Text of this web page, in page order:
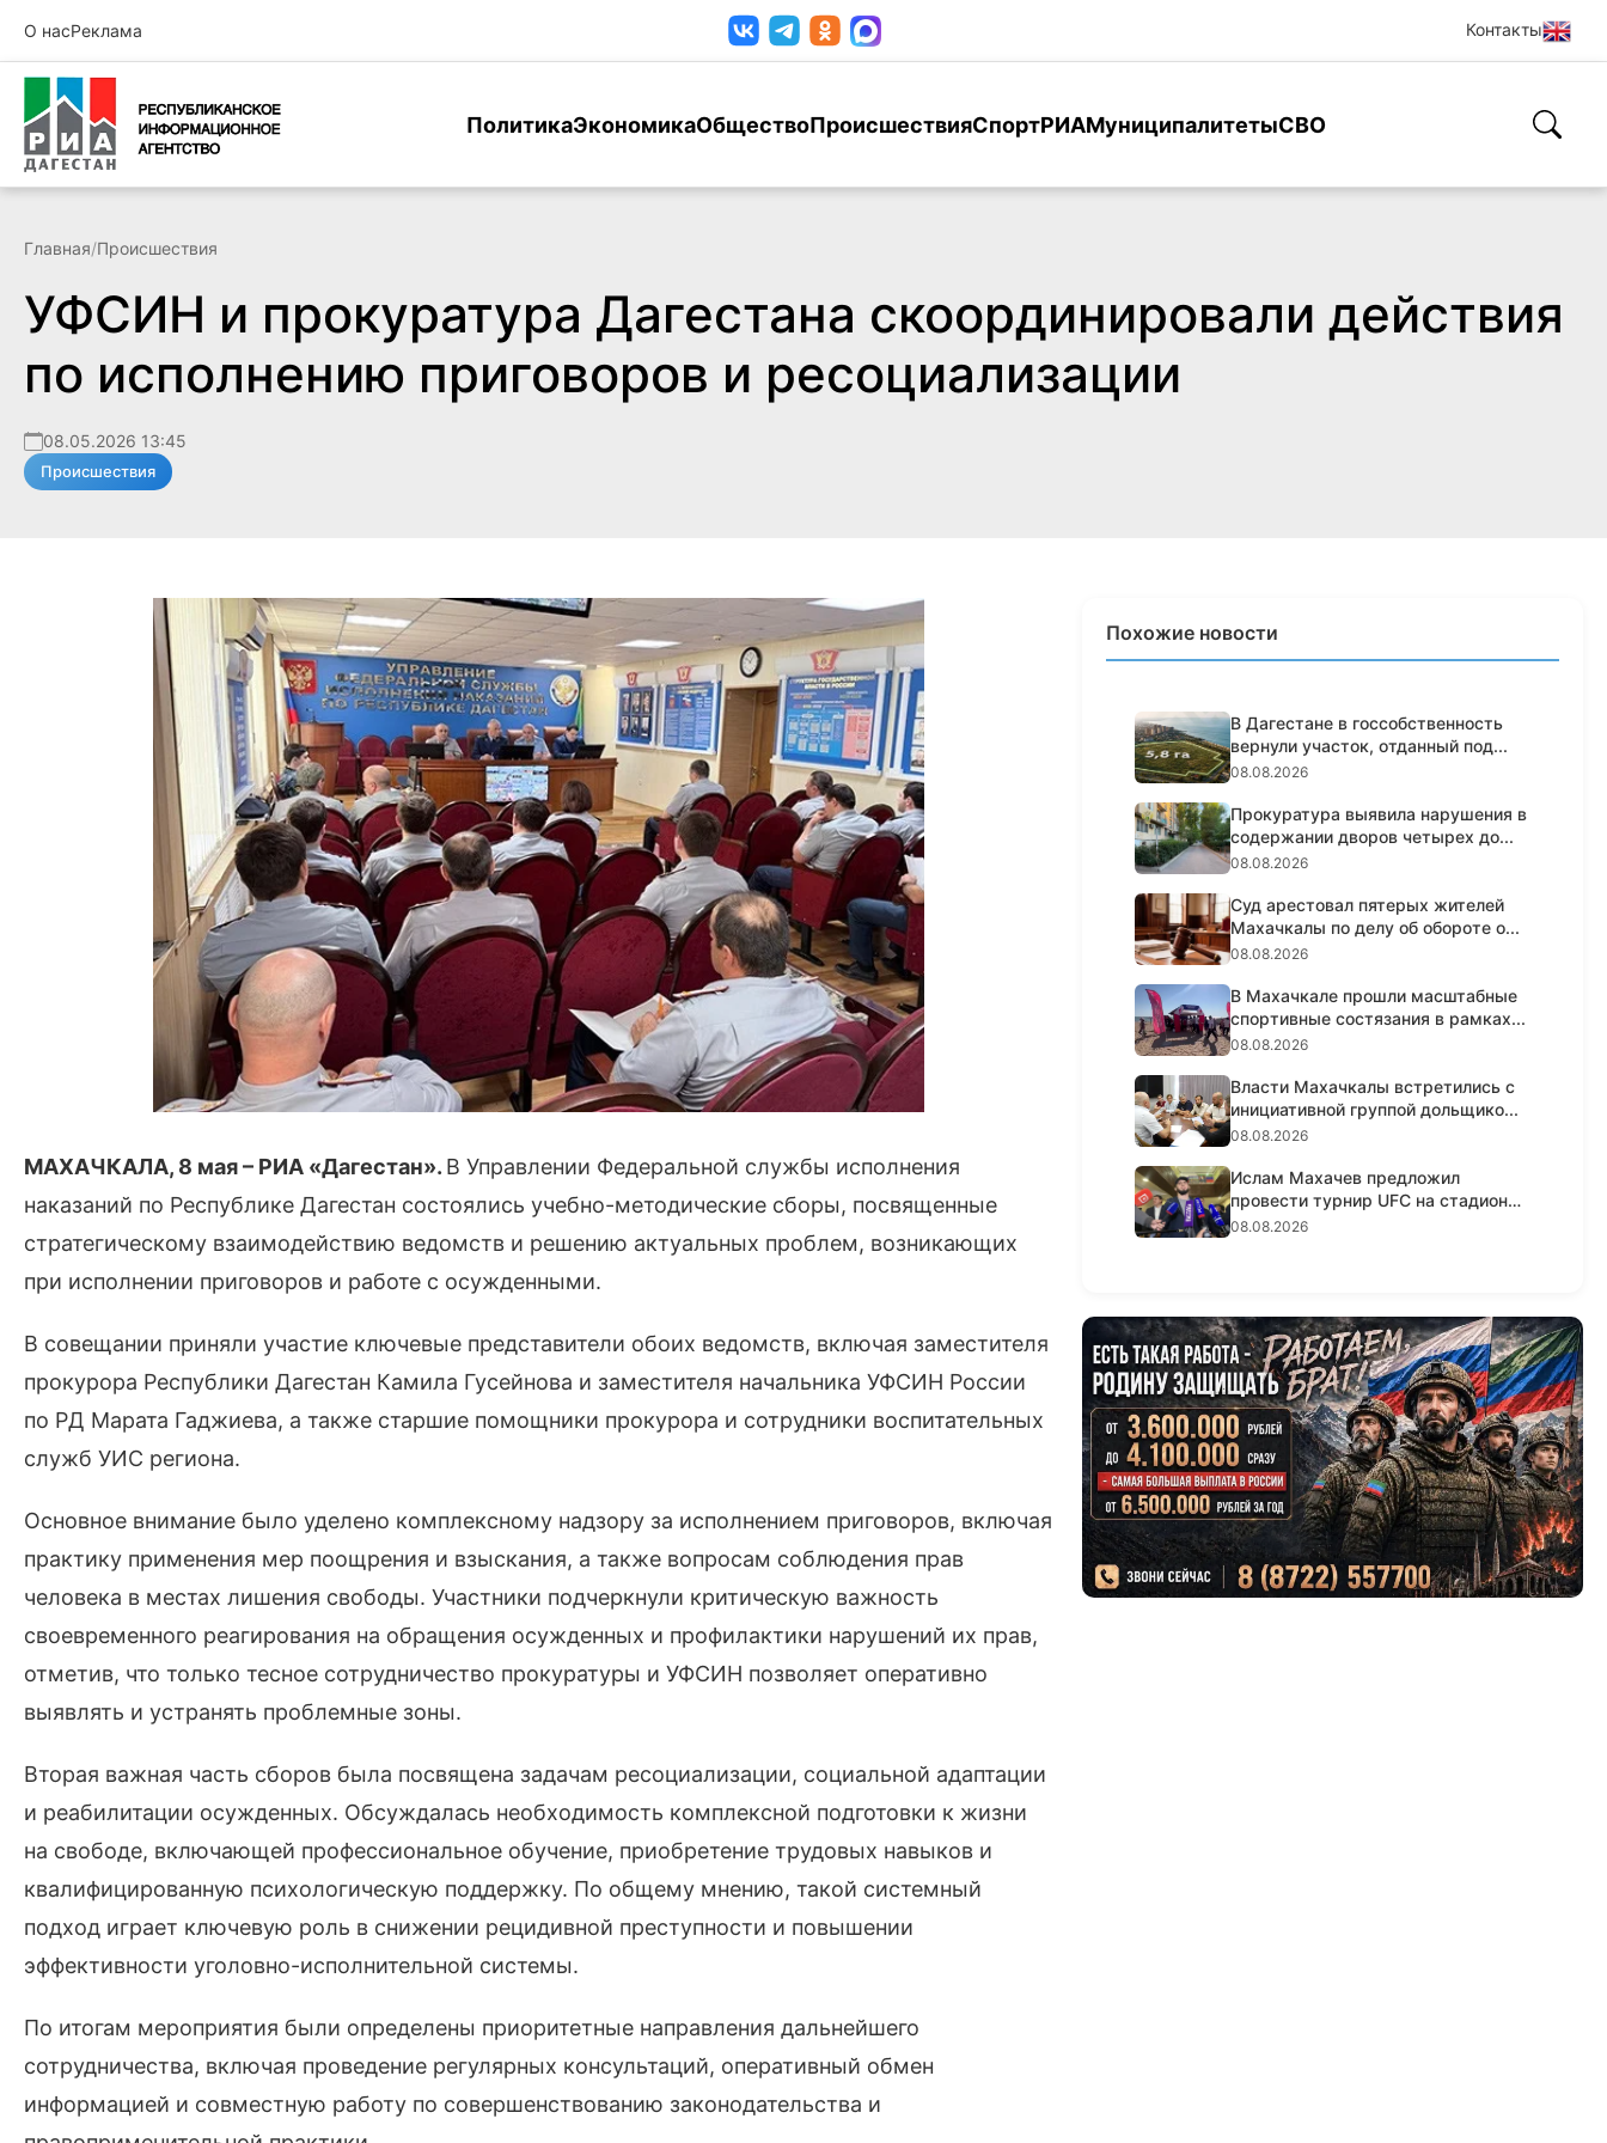
О насРеклама Контакты
ПолитикаЭкономикаОбществоПроисшествияСпортРИАМуниципалитетыСВО
Главная/Происшествия
УФСИН и прокуратура Дагестана скоординировали действия
по исполнению приговоров и ресоциализации
08.05.2026 13:45
Происшествия
МАХАЧКАЛА, 8 мая – РИА «Дагестан». В Управлении Федеральной службы исполнения
наказаний по Республике Дагестан состоялись учебно-методические сборы, посвященные
стратегическому взаимодействию ведомств и решению актуальных проблем, возникающих
при исполнении приговоров и работе с осужденными.
В совещании приняли участие ключевые представители обоих ведомств, включая заместителя
прокурора Республики Дагестан Камила Гусейнова и заместителя начальника УФСИН России
по РД Марата Гаджиева, а также старшие помощники прокурора и сотрудники воспитательных
служб УИС региона.
Основное внимание было уделено комплексному надзору за исполнением приговоров, включая
практику применения мер поощрения и взыскания, а также вопросам соблюдения прав
человека в местах лишения свободы. Участники подчеркнули критическую важность
своевременного реагирования на обращения осужденных и профилактики нарушений их прав,
отметив, что только тесное сотрудничество прокуратуры и УФСИН позволяет оперативно
выявлять и устранять проблемные зоны.
Вторая важная часть сборов была посвящена задачам ресоциализации, социальной адаптации
и реабилитации осужденных. Обсуждалась необходимость комплексной подготовки к жизни
на свободе, включающей профессиональное обучение, приобретение трудовых навыков и
квалифицированную психологическую поддержку. По общему мнению, такой системный
подход играет ключевую роль в снижении рецидивной преступности и повышении
эффективности уголовно-исполнительной системы.
По итогам мероприятия были определены приоритетные направления дальнейшего
сотрудничества, включая проведение регулярных консультаций, оперативный обмен
информацией и совместную работу по совершенствованию законодательства и
Похожие новости
В Дагестане в госсобственность
вернули участок, отданный под...
08.08.2026
Прокуратура выявила нарушения в
содержании дворов четырех до...
08.08.2026
Суд арестовал пятерых жителей
Махачкалы по делу об обороте о...
08.08.2026
В Махачкале прошли масштабные
спортивные состязания в рамках...
08.08.2026
Власти Махачкалы встретились с
инициативной группой дольщико...
08.08.2026
Ислам Махачев предложил
провести турнир UFC на стадионе
«Дин...
08.08.2026